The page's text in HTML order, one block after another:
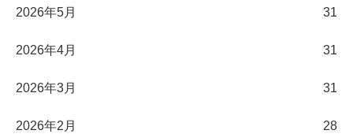
2026年5月 31
2026年4月 31
2026年3月 31
2026年2月 28